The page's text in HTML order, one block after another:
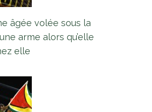
âgée volée sous la
arme alors qu’elle
elle